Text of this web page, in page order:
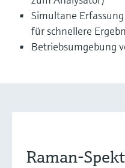
Simultane
für schnellere
Betriebsumgebung
Raman-